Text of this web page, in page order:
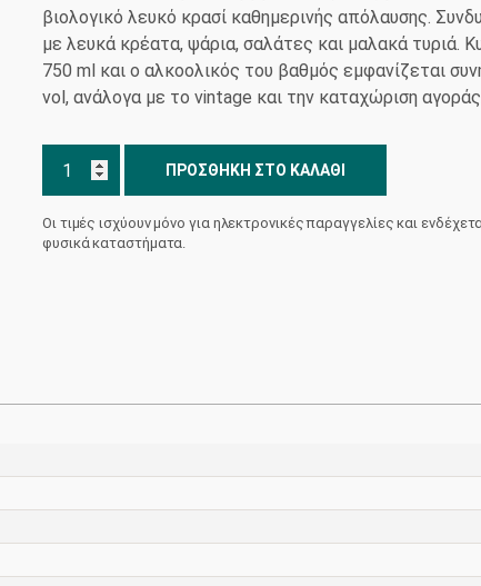
βιολογικό λευκό κρασί καθημερινής απόλαυσης.
με λευκά κρέατα, ψάρια, σαλάτες και μαλακά τυριά.
750 ml και ο αλκοολικός του βαθμός εμφανίζεται
vol, ανάλογα με το vintage και την καταχώριση
Λευκός
Ντούγκος
ΠΡΟΣΘΉΚΗ ΣΤΟ ΚΑΛΆΘΙ
Οι τιμές ισχύουν μόνο για ηλεκτρονικές παραγγελίες και
φυσικά καταστήματα.